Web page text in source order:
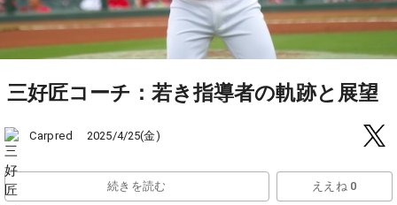
三好匠コーチ：若き指導者の軌跡と展望
Carpred 2025/4/25(金)
続きを読む ええね 0